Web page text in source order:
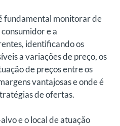
fundamental monitorar de
e a
identificando os
a variações de preço, os
de preços entre os
vantajosas e onde é
de ofertas.
e o local de atuação